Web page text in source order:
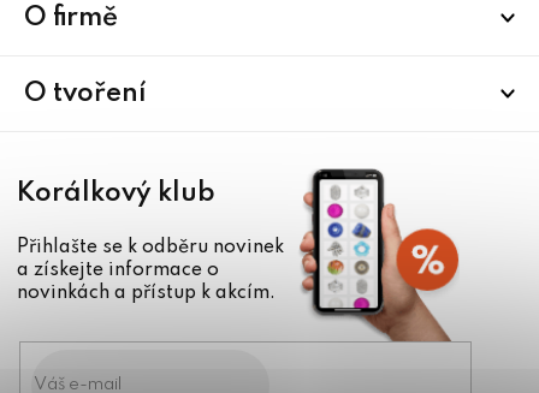
O firmě
O tvoření
Korálkový klub
Přihlašte se k odběru novinek
a získejte informace o
novinkách a přístup k akcím.